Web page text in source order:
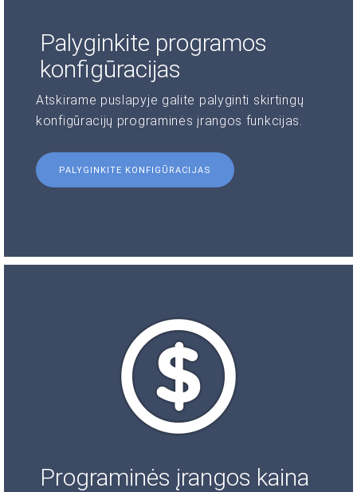
Palyginkite programos
konfigūracijas
Atskirame puslapyje galite palyginti skirtingų
konfigūracijų programinės įrangos funkcijas.
PALYGINKITE KONFIGŪRACIJAS
Programinės įrangos kaina